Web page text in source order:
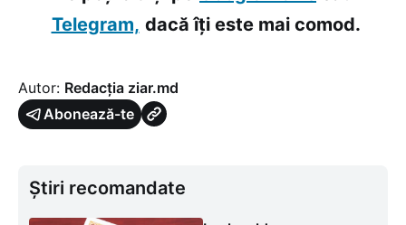
Telegram, dacă îți este mai comod.
Autor: Redacția ziar.md
Abonează-te
Știri recomandate